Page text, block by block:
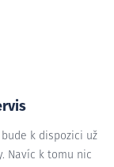
k dispozici už
Navíc k tomu nic